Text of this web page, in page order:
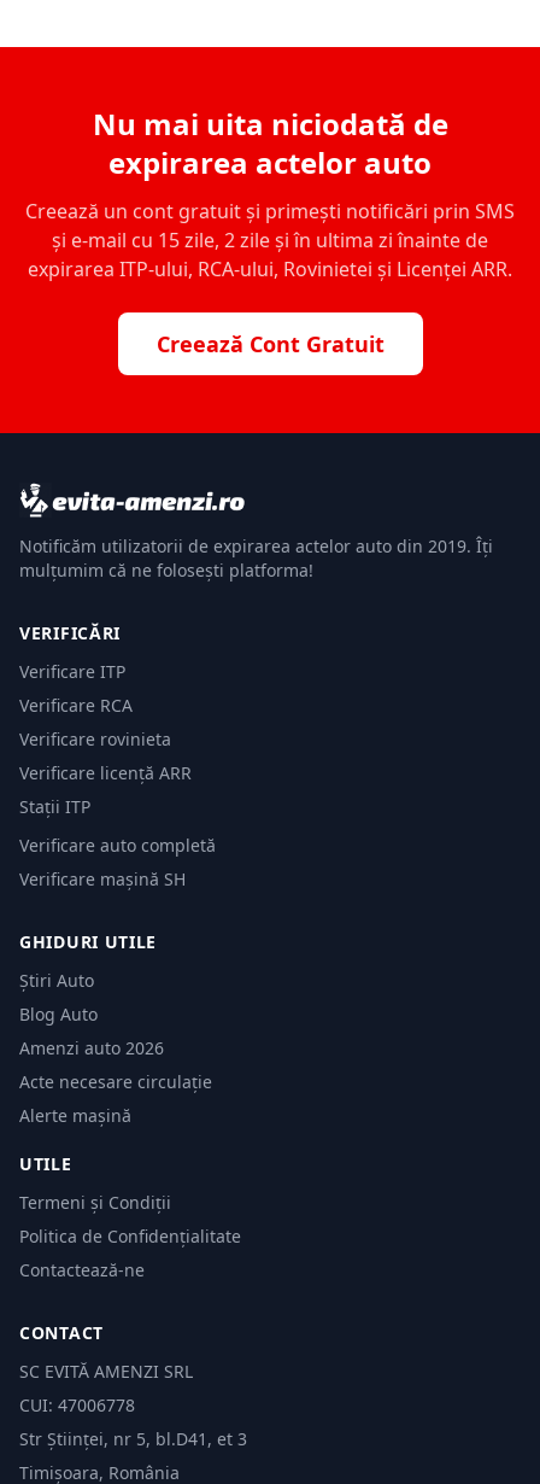
Nu mai uita niciodată de
expirarea actelor auto
Creează un cont gratuit și primești notificări prin SMS
și e-mail cu 15 zile, 2 zile și în ultima zi înainte de
expirarea ITP-ului, RCA-ului, Rovinietei și Licenței ARR.
Creează Cont Gratuit
Notificăm utilizatorii de expirarea actelor auto din 2019. Îți
mulțumim că ne folosești platforma!
VERIFICĂRI
Verificare ITP
Verificare RCA
Verificare rovinieta
Verificare licență ARR
Stații ITP
Verificare auto completă
Verificare mașină SH
GHIDURI UTILE
Știri Auto
Blog Auto
Amenzi auto 2026
Acte necesare circulație
Alerte mașină
UTILE
Termeni și Condiții
Politica de Confidențialitate
Contactează-ne
CONTACT
SC EVITĂ AMENZI SRL
CUI: 47006778
Str Științei, nr 5, bl.D41, et 3
Timișoara, România